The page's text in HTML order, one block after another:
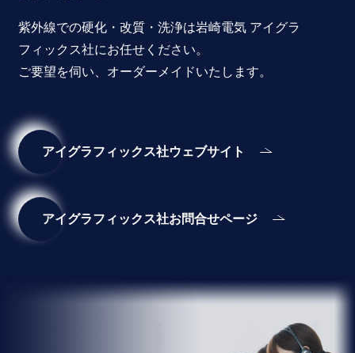
紫外線での硬化・改質・洗浄は岩崎電気 アイグラ
フィックス社にお任せください。
ご要望を伺い、オーダーメイドいたします。
アイグラフィックス社ウェブサイト
アイグラフィックス社お問合せページ